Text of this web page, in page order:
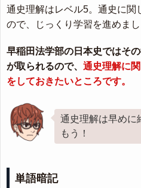
通史理解はレベル5。通史に関
ので、じっくり学習を進めまし
早稲田法学部の日本史ではそ
が取られるので、 通史理解に
をしておきたいところです。
通史理解は早めに
もう！
単語暗記